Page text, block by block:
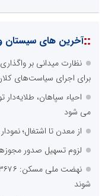
::آخرین های سیستان
نظارت میدانی بر
برای اجرای سیاست‌های
احیاء سپاهان،
می شود
از معدن تا اشتغال؛
لزوم تسهیل صدور
شوند